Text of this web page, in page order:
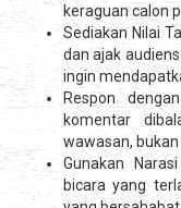
keraguan calon
Sediakan Nilai
dan ajak
ingin
Respon
komentar
wawasan,
Gunakan
bicara yang